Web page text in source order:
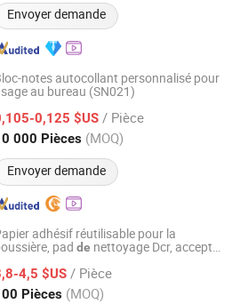
Envoyer demande
notes autocollant personnalisé pour
au bureau (SN021)
0,125 $US / Pièce
000 Pièces (MOQ)
Envoyer demande
CO., LTD.
Depuis 2013
adhésif réutilisable pour la
pad de nettoyage Dcr, accepte
4,5 $US / Pièce
Pièces (MOQ)
Co., Ltd.
Depuis 2019